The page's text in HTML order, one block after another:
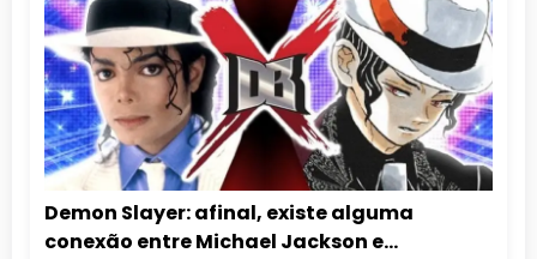
Demon Slayer: afinal, existe alguma
conexão entre Michael Jackson e